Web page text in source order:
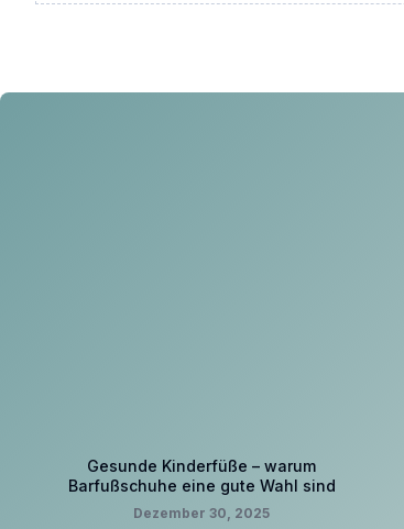
Gesunde Kinderfüße – warum
Barfußschuhe eine gute Wahl sind
Dezember 30, 2025